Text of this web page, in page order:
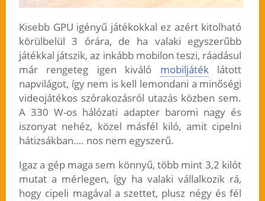
Kisebb GPU igényű játékokkal ez azért kitolható
körülbelül 3 órára, de ha valaki egyszerűbb
játékkal játszik, az inkább mobilon teszi, ráadásul
már rengeteg igen kiváló mobiljátéklátott
napvilágot, így nem is kell lemondani a minőségi
videojátékos szórakozásról utazás közben sem.
A 330 W-os hálózati adapter baromi nagy és
iszonyat nehéz, közel másfél kiló, amit cipelni
hátizsákban…. nos nem egyszerű.
Igaz a gép maga sem könnyű, több mint 3,2 kilót
mutat a mérlegen, így ha valaki vállalkozik rá,
hogy cipeli magával a szettet, plusz négy és fél